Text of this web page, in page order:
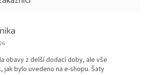
obchodu je 5 z 5 hvězdiček.
obavy z delší dodací doby, ale vše
bylo uvedeno na e-shopu. Šaty